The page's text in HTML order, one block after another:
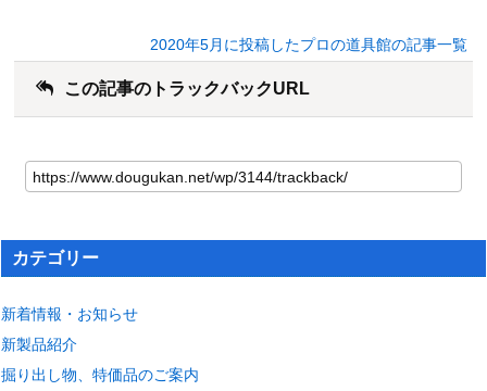
2020年5月に投稿したプロの道具館の記事一覧
この記事のトラックバックURL
カテゴリー
新着情報・お知らせ
新製品紹介
掘り出し物、特価品のご案内